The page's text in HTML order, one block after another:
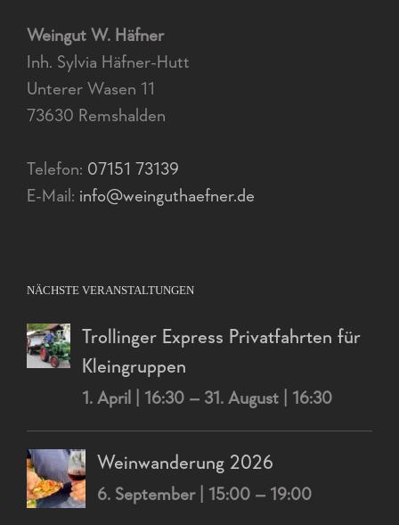
Weingut W. Häfner
Inh. Sylvia Häfner-Hutt
Unterer Wasen 11
73630 Remshalden
Telefon: 07151 73139
E-Mail: info@weinguthaefner.de
NÄCHSTE VERANSTALTUNGEN
Trollinger Express Privatfahrten für
Kleingruppen
1. April | 16:30 – 31. August | 16:30
Weinwanderung 2026
6. September | 15:00 – 19:00